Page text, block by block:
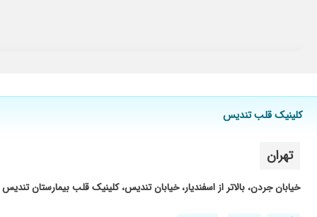
کلینیک قلب تندیس
تهران
خیابان جردن، بالاتر از اسفندیار، خیابان تندیس، کلینیک قلب بیمارستان تندیس